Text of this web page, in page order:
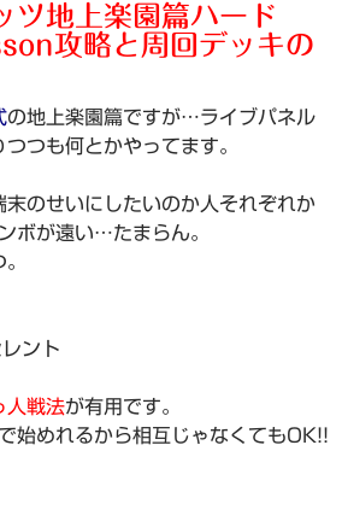
ツ地上楽園篇ハード
攻略と周回デッキの
の地上楽園篇ですが…ライブパネル
つも何とかやってます。
のせいにしたいのか人それぞれか
ボが遠い…たまらん。
ント
人戦法が有用です。
始めれるから相互じゃなくてもOK!!
イドルキャッツハードSmile級周回